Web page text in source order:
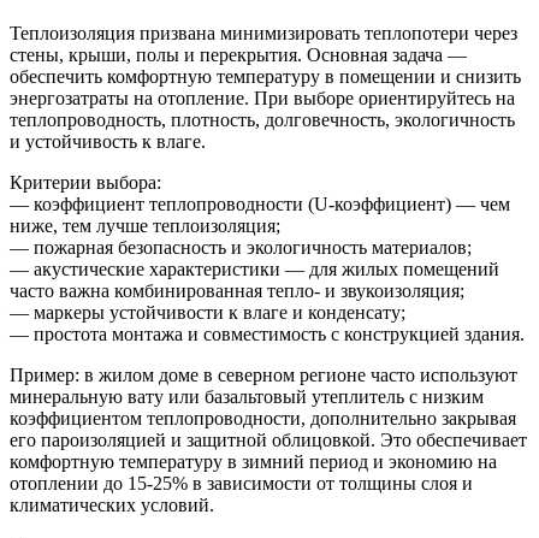
Теплоизоляция призвана минимизировать теплопотери через
стены, крыши, полы и перекрытия. Основная задача —
обеспечить комфортную температуру в помещении и снизить
энергозатраты на отопление. При выборе ориентируйтесь на
теплопроводность, плотность, долговечность, экологичность
и устойчивость к влаге.
Критерии выбора:
— коэффициент теплопроводности (U-коэффициент) — чем
ниже, тем лучше теплоизоляция;
— пожарная безопасность и экологичность материалов;
— акустические характеристики — для жилых помещений
часто важна комбинированная тепло- и звукоизоляция;
— маркеры устойчивости к влаге и конденсату;
— простота монтажа и совместимость с конструкцией здания.
Пример: в жилом доме в северном регионе часто используют
минеральную вату или базальтовый утеплитель с низким
коэффициентом теплопроводности, дополнительно закрывая
его пароизоляцией и защитной облицовкой. Это обеспечивает
комфортную температуру в зимний период и экономию на
отоплении до 15-25% в зависимости от толщины слоя и
климатических условий.